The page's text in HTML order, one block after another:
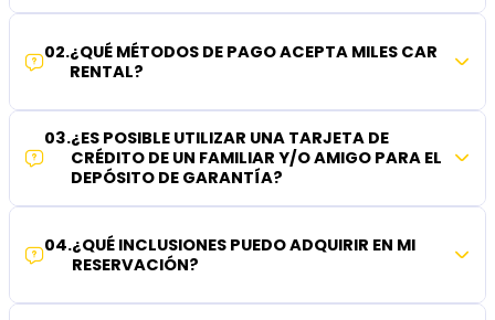
02.¿QUÉ MÉTODOS DE PAGO ACEPTA MILES CAR
RENTAL?
03.¿ES POSIBLE UTILIZAR UNA TARJETA DE
CRÉDITO DE UN FAMILIAR Y/O AMIGO PARA EL
DEPÓSITO DE GARANTÍA?
04.¿QUÉ INCLUSIONES PUEDO ADQUIRIR EN MI
RESERVACIÓN?